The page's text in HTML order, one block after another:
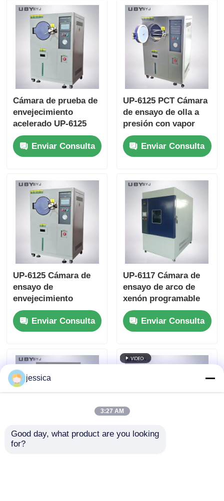
Cámara de prueba de
envejecimiento
acelerado UP-6125
con rango de
humedad de 100%
Rh, uniformidad de
ºC y rango de
temperatura de 105
ºC~+135 ºC para
pruebas industriales
electrónicas
Enviar Consulta
UP-6125 PCT Cámara
de ensayo de olla a
presión con vapor
saturado fijo a 100%
de pH para un rango
de temperatura de
presión de trabajo de
0,05 a 0,30 MPa
Enviar Consulta
UP-6125 Cámara de
ensayo de
envejecimiento
acelerado con
humedad saturada
fija del 100% 105°C ~
temperatura y
presión de trabajo de
0,05 ~ 0,30MPa
Enviar Consulta
UP-6117 Cámara de
ensayo de arco de
xenón programable
con lámpara de xenón
de arco largo
refrigerada por aire
ensayos de
envejecimiento
conformes con ISO y
ASTM
Enviar Consulta
jessica
3:27 AM
Good day, what product are you looking
for?